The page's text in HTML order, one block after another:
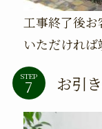
工事終了後
いただければ
STEP お引